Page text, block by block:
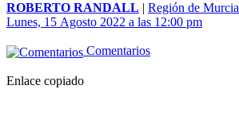
ROBERTO RANDALL | Región de Murcia
Lunes, 15 Agosto 2022 a las 12:00 pm
Comentarios
Enlace copiado